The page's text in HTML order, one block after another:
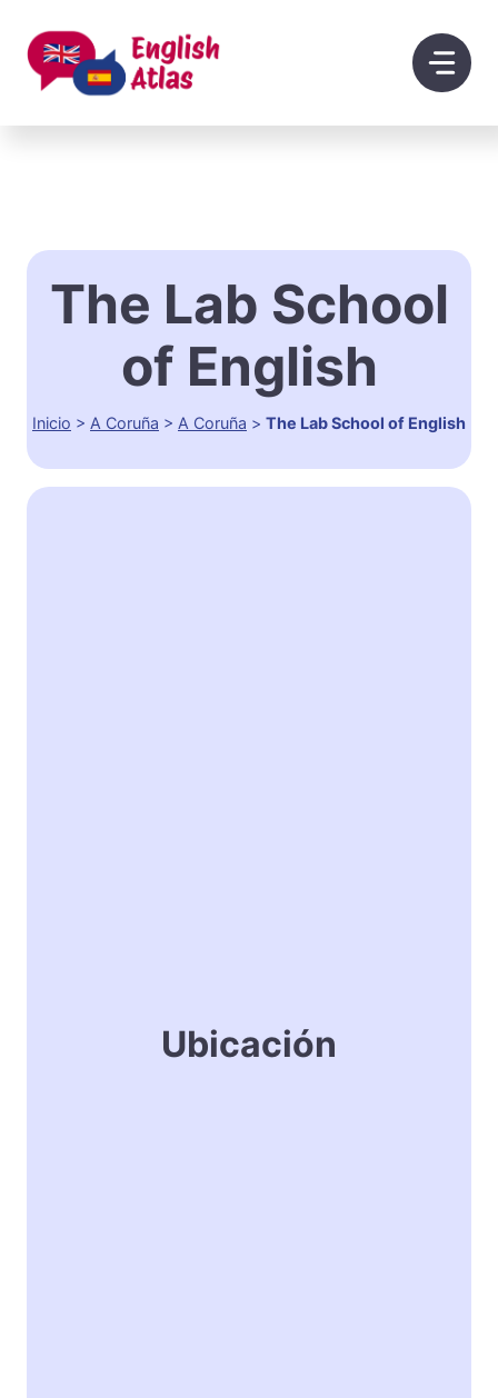
contenido
The Lab School
of English
Inicio > A Coruña > A Coruña > The Lab School of English
Ubicación